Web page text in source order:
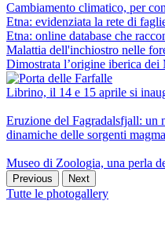
Cambiamento climatico, per
Etna: evidenziata la rete di
Etna: online database che
Malattia dell'inchiostro nelle
Dimostrata l’origine iberica
Librino, il 14 e 15 aprile si
Eruzione del Fagradalsfjall: un
dinamiche delle sorgenti
Museo di Zoologia, una perla
Previous Next
Tutte le photogallery